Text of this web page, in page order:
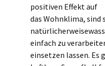
positiven Effekt auf
das Wohnklima, sind
einfach zu
einsetzen lassen. Es